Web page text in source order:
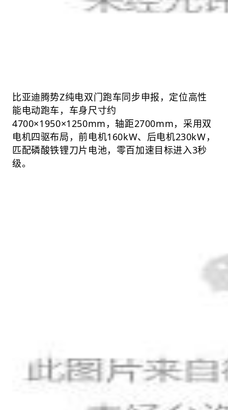
比亚迪腾势Z纯电双门跑车同步申报，定位高性
能电动跑车，车身尺寸约
4700×1950×1250mm，轴距2700mm，采用双
电机四驱布局，前电机160kW、后电机230kW，
匹配磷酸铁锂刀片电池，零百加速目标进入3秒
级。